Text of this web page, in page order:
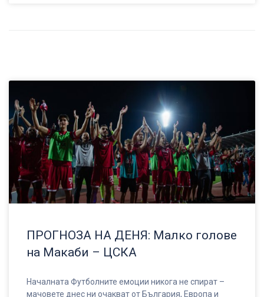
ПРОГНОЗА НА ДЕНЯ: Малко голове
на Макаби – ЦСКА
Началната Футболните емоции никога не спират –
мачовете днес ни очакват от България, Европа и